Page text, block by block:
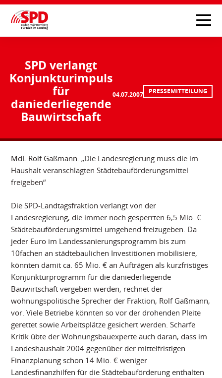
SPD verlangt
Konjunkturimpuls
für
daniederliegende
Bauwirtschaft
04.07.2007 PRESSEMITTEILUNG
MdL Rolf Gaßmann: „Die Landesregierung muss die im
Haushalt veranschlagten Städtebauförderungsmittel
freigeben“
Die SPD-Landtagsfraktion verlangt von der
Landesregierung, die immer noch gesperrten 6,5 Mio. €
Städtebauförderungsmittel umgehend freizugeben. Da
jeder Euro im Landessanierungsprogramm bis zum
10fachen an städtebaulichen Investitionen mobilisiere,
könnten damit ca. 65 Mio. € an Aufträgen als kurzfristiges
Konjunkturprogramm für die daniederliegende
Bauwirtschaft vergeben werden, rechnet der
wohnungspolitische Sprecher der Fraktion, Rolf Gaßmann,
vor. Viele Betriebe könnten so vor der drohenden Pleite
gerettet sowie Arbeitsplätze gesichert werden. Scharfe
Kritik übte der Wohnungsbauexperte auch daran, dass im
Landeshaushalt 2004 gegenüber der mittelfristigen
Finanzplanung schon 14 Mio. € weniger
Landesfinanzhilfen für die Städtebauförderung enthalten